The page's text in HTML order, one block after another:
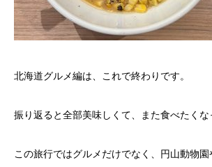
北海道グルメ編は、これで終わりです。
振り返ると全部美味しくて、また食べたく
この旅行ではグルメだけでなく、円山動物